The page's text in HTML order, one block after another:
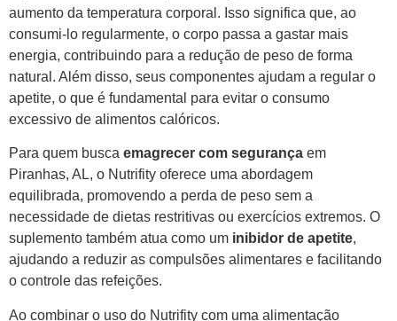
aumento da temperatura corporal. Isso significa que, ao
consumi-lo regularmente, o corpo passa a gastar mais
energia, contribuindo para a redução de peso de forma
natural. Além disso, seus componentes ajudam a regular o
apetite, o que é fundamental para evitar o consumo
excessivo de alimentos calóricos.
Para quem busca emagrecer com segurança em
Piranhas, AL, o Nutrifity oferece uma abordagem
equilibrada, promovendo a perda de peso sem a
necessidade de dietas restritivas ou exercícios extremos. O
suplemento também atua como um inibidor de apetite,
ajudando a reduzir as compulsões alimentares e facilitando
o controle das refeições.
Ao combinar o uso do Nutrifity com uma alimentação